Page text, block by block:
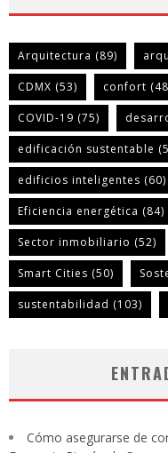
Arquitectura (89)
CDMX (53) confort
COVID-19 (75)
edificación sustentable
edificios inteligentes (60)
Eficiencia energética (84)
Sector inmobiliario (52)
Smart Cities (50)
sustentabilidad (103)
Cómo asegurarse de